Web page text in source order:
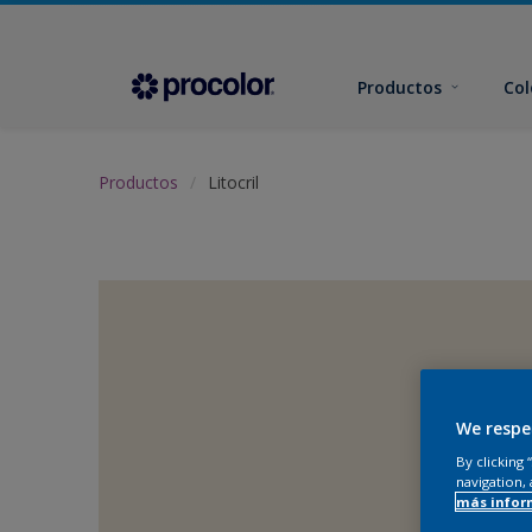
Productos
Productos Litocril
We
By clicking
navigation,
más